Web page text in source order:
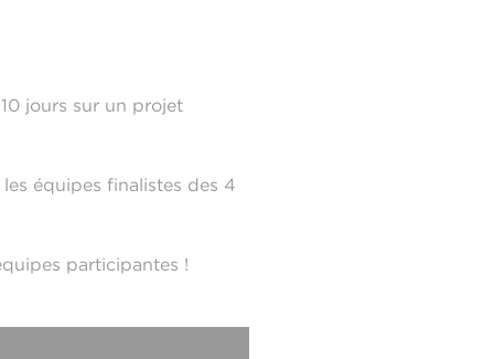
jours sur un projet
équipes finalistes des 4
participantes !